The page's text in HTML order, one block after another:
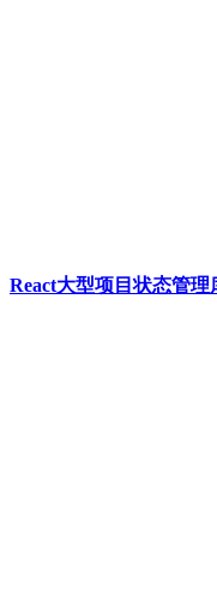
React大型项目状态管